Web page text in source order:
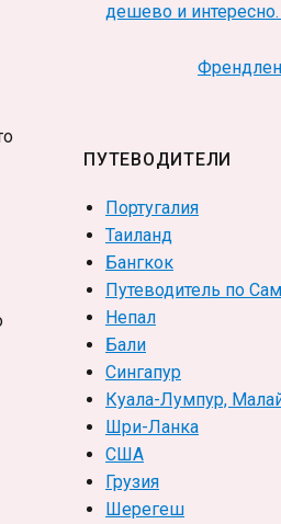
дешево и
ПУТЕВОДИТЕЛИ
Португалия
Таиланд
Бангкок
Путеводитель по
Непал
Бали
Сингапур
Куала-Лумпур,
Шри-Ланка
США
Грузия
Шерегеш